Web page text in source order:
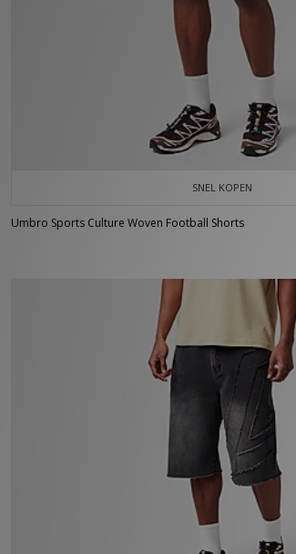
SNEL KOPEN
Umbro Sports Culture Woven Football Shorts